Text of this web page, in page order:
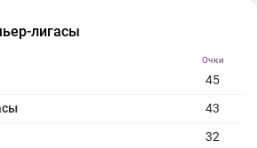
лигасы
Очки
45
43
32